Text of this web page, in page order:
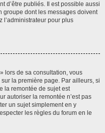
d’être publiés. Il est possible aussi
groupe dont les messages doivent
l’administrateur pour plus
lors de sa consultation, vous
la première page. Par ailleurs, si
la remontée de sujet est
autoriser la remontée n’est pas
un sujet simplement en y
les règles du forum en le